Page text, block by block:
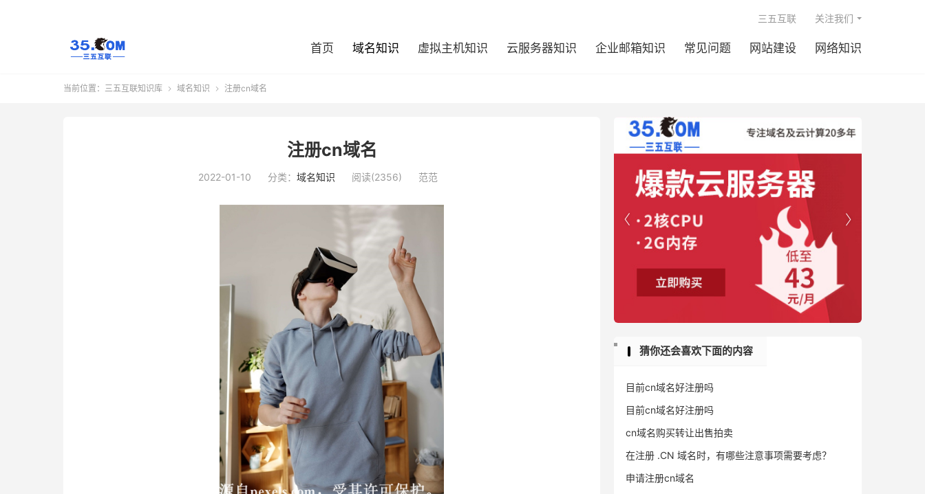
首页 域名知识 虚拟主机知识 云服务器知识 企业邮箱知识 常见问题 网站建设 网络知识
三五互联 关注我们
当前位置： 三五互联知识库  域名知识  注册cn域名
注册cn域名
2022-01-10 分类： 域名知识 阅读(2356) 范范


猜你还会喜欢下面的内容
目前cn域名好注册吗
目前cn域名好注册吗
cn域名购买转让出售拍卖
在注册 .CN 域名时，有哪些注意事项需要考虑？
申请注册cn域名